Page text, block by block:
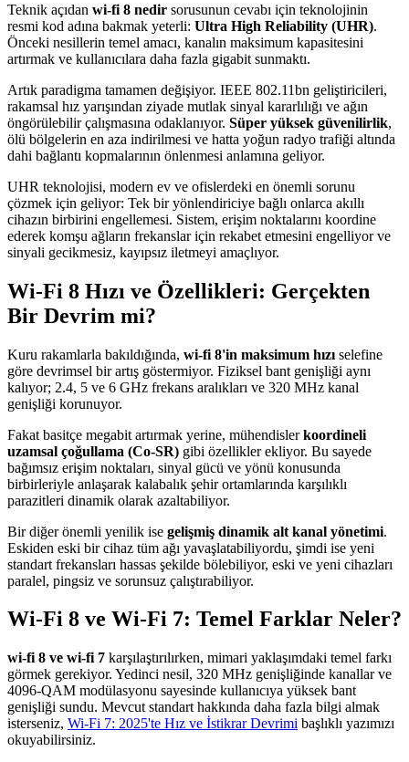
Teknik açıdan wi-fi 8 nedir sorusunun cevabı için teknolojinin
resmi kod adına bakmak yeterli: Ultra High Reliability (UHR).
Önceki nesillerin temel amacı, kanalın maksimum kapasitesini
artırmak ve kullanıcılara daha fazla gigabit sunmaktı.
Artık paradigma tamamen değişiyor. IEEE 802.11bn geliştiricileri,
rakamsal hız yarışından ziyade mutlak sinyal kararlılığı ve ağın
öngörülebilir çalışmasına odaklanıyor. Süper yüksek güvenilirlik,
ölü bölgelerin en aza indirilmesi ve hatta yoğun radyo trafiği altında
dahi bağlantı kopmalarının önlenmesi anlamına geliyor.
UHR teknolojisi, modern ev ve ofislerdeki en önemli sorunu
çözmek için geliyor: Tek bir yönlendiriciye bağlı onlarca akıllı
cihazın birbirini engellemesi. Sistem, erişim noktalarını koordine
ederek komşu ağların frekanslar için rekabet etmesini engelliyor ve
sinyali gecikmesiz, kayıpsız iletmeyi amaçlıyor.
Wi-Fi 8 Hızı ve Özellikleri: Gerçekten
Bir Devrim mi?
Kuru rakamlarla bakıldığında, wi-fi 8'in maksimum hızı selefine
göre devrimsel bir artış göstermiyor. Fiziksel bant genişliği aynı
kalıyor; 2.4, 5 ve 6 GHz frekans aralıkları ve 320 MHz kanal
genişliği korunuyor.
Fakat basitçe megabit artırmak yerine, mühendislerkoordineli
uzamsal çoğullama (Co-SR) gibi özellikler ekliyor. Bu sayede
bağımsız erişim noktaları, sinyal gücü ve yönü konusunda
birbirleriyle anlaşarak kalabalık şehir ortamlarında karşılıklı
parazitleri dinamik olarak azaltabiliyor.
Bir diğer önemli yenilik ise gelişmiş dinamik alt kanal yönetimi.
Eskiden eski bir cihaz tüm ağı yavaşlatabiliyordu, şimdi ise yeni
standart frekansları hassas şekilde bölebiliyor, eski ve yeni cihazları
paralel, pingsiz ve sorunsuz çalıştırabiliyor.
Wi-Fi 8 ve Wi-Fi 7: Temel Farklar Neler?
wi-fi 8 ve wi-fi 7 karşılaştırılırken, mimari yaklaşımdaki temel farkı
görmek gerekiyor. Yedinci nesil, 320 MHz genişliğinde kanallar ve
4096-QAM modülasyonu sayesinde kullanıcıya yüksek bant
genişliği sundu. Mevcut standart hakkında daha fazla bilgi almak
isterseniz, Wi-Fi 7: 2025'te Hız ve İstikrar Devrimi başlıklı yazımızı
okuyabilirsiniz.